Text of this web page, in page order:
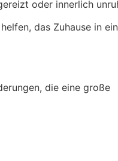
oder innerlich
das Zuhause in
die eine große